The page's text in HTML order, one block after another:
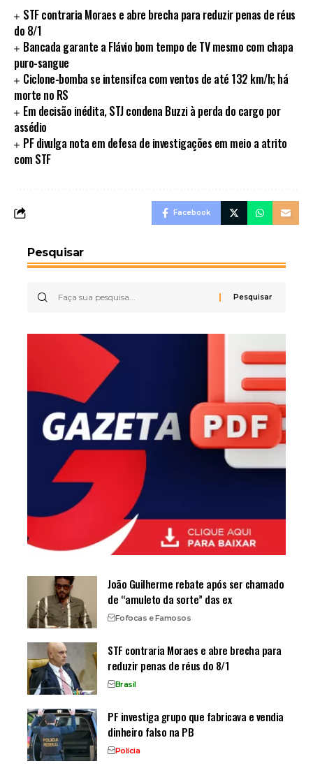
STF contraria Moraes e abre brecha para reduzir penas de réus
do 8/1
Bancada garante a Flávio bom tempo de TV mesmo com chapa
puro-sangue
Ciclone-bomba se intensifca com ventos de até 132 km/h; há
morte no RS
Em decisão inédita, STJ condena Buzzi à perda do cargo por
assédio
PF divulga nota em defesa de investigações em meio a atrito
com STF
Facebook
Pesquisar
João Guilherme rebate após ser chamado
de “amuleto da sorte” das ex
Fofocas e Famosos
STF contraria Moraes e abre brecha para
reduzir penas de réus do 8/1
Brasil
PF investiga grupo que fabricava e vendia
dinheiro falso na PB
Polícia